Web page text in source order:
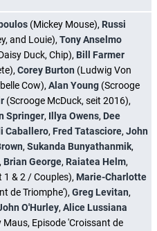
(Mickey Mouse), Russi
and Louie), Tony Anselmo
Duck, Chip), Bill Farmer
Corey Burton (Ludwig Von
Cow), Alan Young (Scrooge
(Scrooge McDuck, seit 2016),
Springer, Illya Owens, Dee
Caballero, Fred Tatasciore, John
, Sukanda Bunyathanmik,
, Brian George, Raiatea Helm,
& 2 / Couples), Marie-Charlotte
de Triomphe'), Greg Levitan,
O'Hurley, Alice Lussiana
Maus, Episode 'Croissant de